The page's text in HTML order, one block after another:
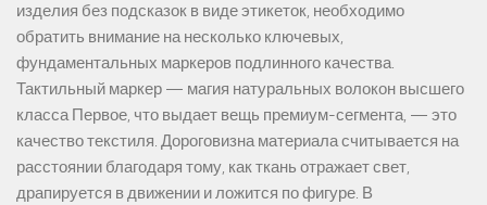
изделия без подсказок в виде этикеток, необходимо
обратить внимание на несколько ключевых,
фундаментальных маркеров подлинного качества.
Тактильный маркер — магия натуральных волокон высшего
класса Первое, что выдает вещь премиум-сегмента, — это
качество текстиля. Дороговизна материала считывается на
расстоянии благодаря тому, как ткань отражает свет,
драпируется в движении и ложится по фигуре. В